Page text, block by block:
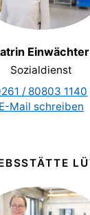
Einwächter
Sozialdienst
/ 80803 1140
E-Mail schreiben